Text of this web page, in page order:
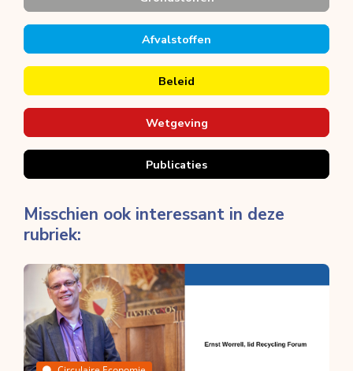
Afvalstoffen
Beleid
Wetgeving
Publicaties
Misschien ook interessant in deze
rubriek: